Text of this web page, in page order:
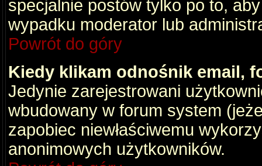
specjalnie postów tylko po to,
wypadku moderator lub
Powrót do góry
Kiedy klikam odnośnik email,
Jedynie zarejestrowani
wbudowany w forum system
zapobiec niewłaściwemu
anonimowych użytkowników.